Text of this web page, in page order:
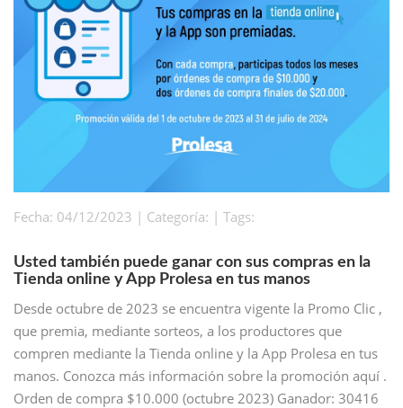
Fecha: 04/12/2023 | Categoría: | Tags:
Usted también puede ganar con sus compras en la
Tienda online y App Prolesa en tus manos
Desde octubre de 2023 se encuentra vigente la Promo Clic ,
que premia, mediante sorteos, a los productores que
compren mediante la Tienda online y la App Prolesa en tus
manos. Conozca más información sobre la promoción aquí .
Orden de compra $10.000 (octubre 2023) Ganador: 30416